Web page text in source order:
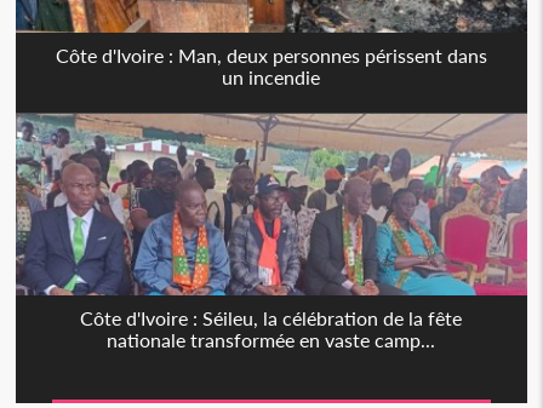
Côte d'Ivoire : Man, deux personnes périssent dans
un incendie
Côte d'Ivoire : Séileu, la célébration de la fête
nationale transformée en vaste camp...